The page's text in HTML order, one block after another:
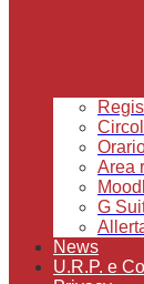
Area
G
News
U.R.P. e